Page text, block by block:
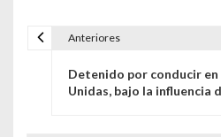
Anteriores
Detenido por conducir en
Unidas, bajo la influencia